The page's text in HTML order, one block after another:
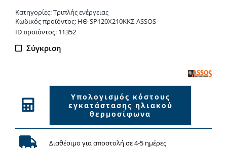
τριπλής
ενέργειας
Κατηγορίες:Τριπλής ενέργειας
Κωδικός προϊόντος: ΗΘ-SP120X210ΚΚΣ-ASSOS
ΙD προϊόντος: 11352
Σύγκριση
Υπολογισμός κόστους
εγκατάστασης ηλιακού
θερμοσίφωνα
Διαθέσιμο για αποστολή σε 4-5 ημέρες